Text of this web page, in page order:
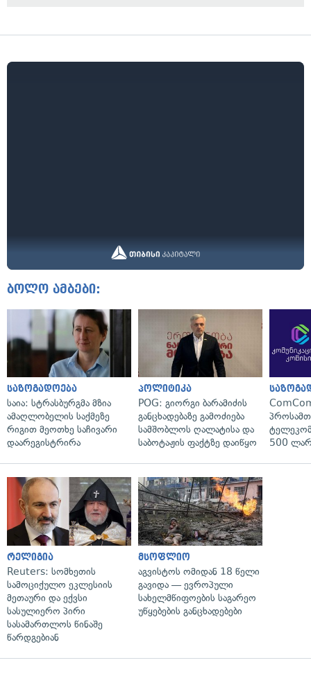
ბოლო ამბები:
საზოგადოება
საია: სტრასბურგმა მზია
ამაღლობელის საქმეზე
რიგით მეოთხე საჩივარი
დაარეგისტრირა
პოლიტიკა
POG: გიორგი ბარამიძის
განცხადებაზე გამოძიება
სამშობლოს ღალატისა და
საბოტაჟის ფაქტზე დაიწყო
500
რელიგია
Reuters: სომხეთის
სამოციქულო ეკლესიის
მეთაური და ექვსი
სასულიერო პირი
სასამართლოს წინაშე
წარდგებიან
მსოფლიო
აგვისტოს ომიდან 18 წელი
გავიდა — ევროპული
სახელმწიფოების საგარეო
უწყებების განცხადებები